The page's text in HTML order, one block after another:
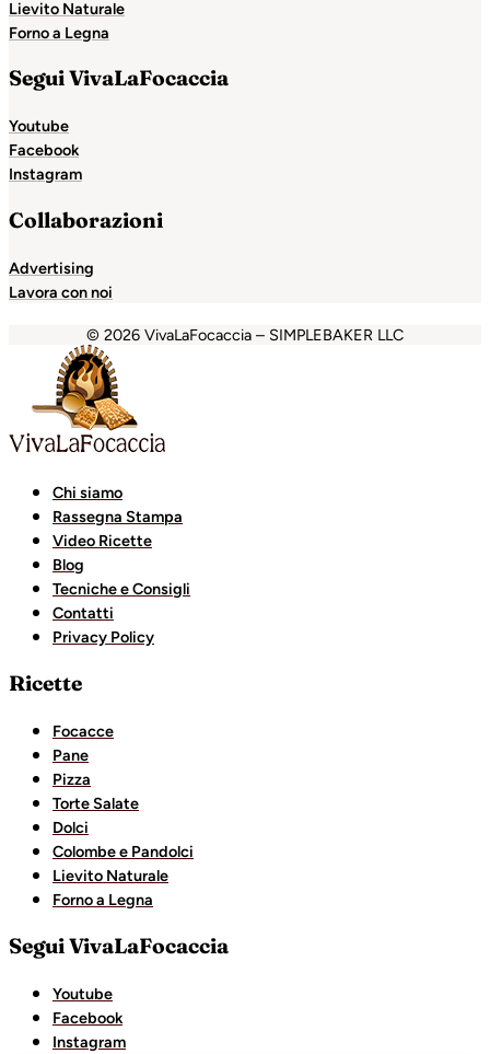
Lievito Naturale
Forno a Legna
Segui VivaLaFocaccia
Youtube
Facebook
Instagram
Collaborazioni
Advertising
Lavora con noi
© 2026 VivaLaFocaccia – SIMPLEBAKER LLC
grandpashabet
Chi siamo
Rassegna Stampa
Video Ricette
Blog
Tecniche e Consigli
Contatti
Privacy Policy
Ricette
Focacce
Pane
Pizza
Torte Salate
Dolci
Colombe e Pandolci
Lievito Naturale
Forno a Legna
Segui VivaLaFocaccia
Youtube
Facebook
Instagram